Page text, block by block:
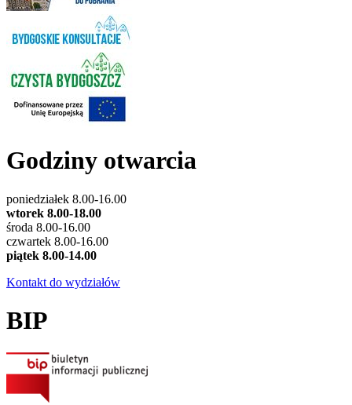
Godziny otwarcia
poniedziałek 8.00-16.00
wtorek 8.00-18.00
środa 8.00-16.00
czwartek 8.00-16.00
piątek 8.00-14.00
Kontakt do wydziałów
BIP